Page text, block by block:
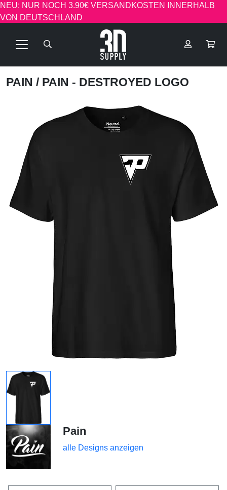
NEU: NUR NOCH 3.90€ VERSANDKOSTEN INNERHALB
VON DEUTSCHLAND
PAIN / PAIN - DESTROYED LOGO
Pain
alle Designs anzeigen